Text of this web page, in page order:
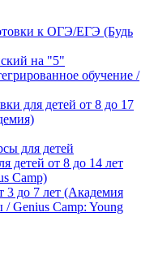
к ОГЭ/ЕГЭ (Будь
на "5"
обучение /
для детей от 8 до 17
для детей
детей от 8 до 14 лет
Camp)
3 до 7 лет (Академия
Genius Camp: Young